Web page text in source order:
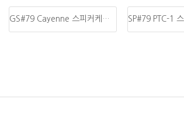
GS#79 Cayenne 스피커케이블